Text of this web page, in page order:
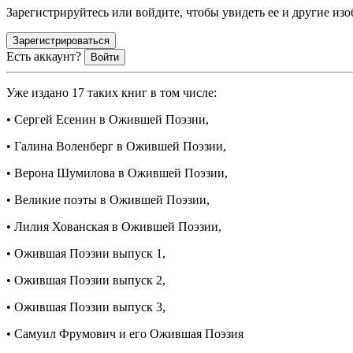
Зарегистрируйтесь или войдите, чтобы увидеть ее и другие
Зарегистрироваться
Есть аккаунт? Войти
Уже издано 17 таких книг в том числе:
• Сергей Есенин в Ожившей Поэзии,
• Галина Воленберг в Ожившей Поэзии,
• Верона Шумилова в Ожившей Поэзии,
• Великие поэты в Ожившей Поэзии,
• Лилия Хованская в Ожившей Поэзии,
• Ожившая Поэзии выпуск 1,
• Ожившая Поэзии выпуск 2,
• Ожившая Поэзии выпуск 3,
• Самуил Фрумович и его Ожившая Поэзия